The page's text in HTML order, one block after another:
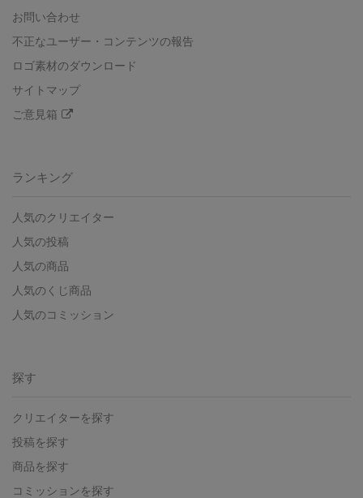
お問い合わせ
不正なユーザー・コンテンツの報告
ロゴ素材のダウンロード
サイトマップ
ご意見箱
ランキング
人気のクリエイター
人気の投稿
人気の商品
人気のくじ商品
人気のコミッション
探す
クリエイターを探す
投稿を探す
商品を探す
コミッションを探す